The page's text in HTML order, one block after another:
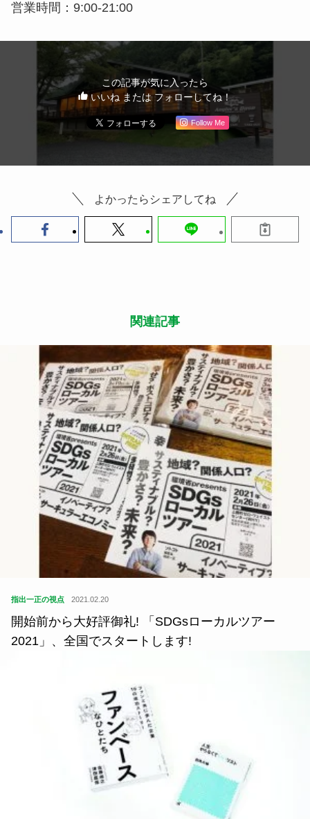
営業時間：9:00-21:00
この記事が気に入ったら
いいね または フォローしてね！
Follow Me
よかったらシェアしてね
関連記事
指出一正の視点 2021.02.20
開始前から大好評御礼! 「SDGsローカルツアー
2021」、全国でスタートします!